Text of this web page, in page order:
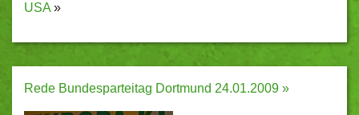
USA »
Rede Bundesparteitag Dortmund 24.01.2009 »